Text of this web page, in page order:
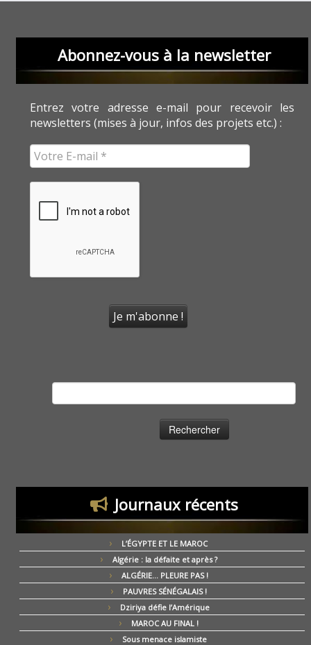
Abonnez-vous à la newsletter
Entrez votre adresse e-mail pour recevoir les
newsletters (mises à jour, infos des projets etc.) :
Journaux récents
L’ÉGYPTE ET LE MAROC
Algérie : la défaite et après ?
ALGÉRIE… PLEURE PAS !
PAUVRES SÉNÉGALAIS !
Dziriya défie l’Amérique
MAROC AU FINAL !
Sous menace islamiste